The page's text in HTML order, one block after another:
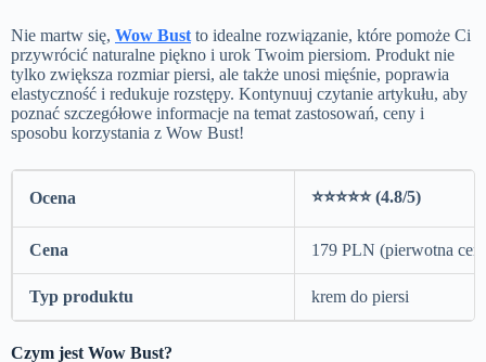
Nie martw się, Wow Bust to idealne rozwiązanie, które pomoże Ci
przywrócić naturalne piękno i urok Twoim piersiom. Produkt nie
tylko zwiększa rozmiar piersi, ale także unosi mięśnie, poprawia
elastyczność i redukuje rozstępy. Kontynuuj czytanie artykułu, aby
poznać szczegółowe informacje na temat zastosowań, ceny i
sposobu korzystania z Wow Bust!
Ocena ⭐⭐⭐⭐⭐ (4.8/5)
Cena 179 PLN (pierwotna
Typ produktu krem do piersi
Czym jest Wow Bust?